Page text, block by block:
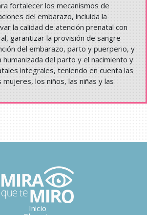
fortalecer los mecanismos de
del embarazo, incluida la
la calidad de atención prenatal con
garantizar la provisión de sangre
del embarazo, parto y puerperio, y
del parto y el nacimiento y
integrales, teniendo en cuenta las
los niños, las niñas y las
Inicio